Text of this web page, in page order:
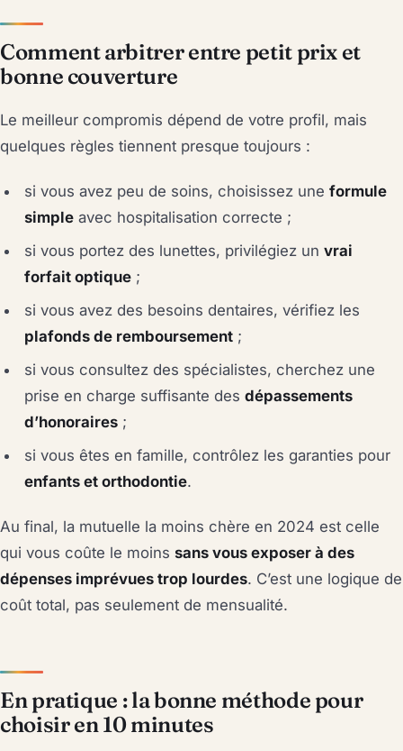
Comment arbitrer entre petit prix et
bonne couverture
Le meilleur compromis dépend de votre profil, mais
quelques règles tiennent presque toujours :
si vous avez peu de soins, choisissez uneformule
simple avec hospitalisation correcte ;
si vous portez des lunettes, privilégiez unvrai
forfait optique ;
si vous avez des besoins dentaires, vérifiez les
plafonds de remboursement ;
si vous consultez des spécialistes, cherchez une
prise en charge suffisante desdépassements
d’honoraires ;
si vous êtes en famille, contrôlez les garanties pour
enfants et orthodontie.
Au final, la mutuelle la moins chère en 2024 est celle
qui vous coûte le moins sans vous exposer à des
dépenses imprévues trop lourdes. C’est une logique de
coût total, pas seulement de mensualité.
En pratique : la bonne méthode pour
choisir en 10 minutes